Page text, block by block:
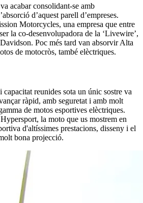
acabar consolidant-se amb
d’aquest parell d’empreses.
Motorcycles, una empresa que entre
la co-desenvolupadora de la ‘Livewire’,
Poc més tard van absorvir Alta
de motocròs, també elèctriques.
capacitat reunides sota un únic sostre va
ràpid, amb seguretat i amb molt
de motos esportives elèctriques.
la moto que us mostrem en
d'altíssimes prestacions, disseny i el
bona projecció.